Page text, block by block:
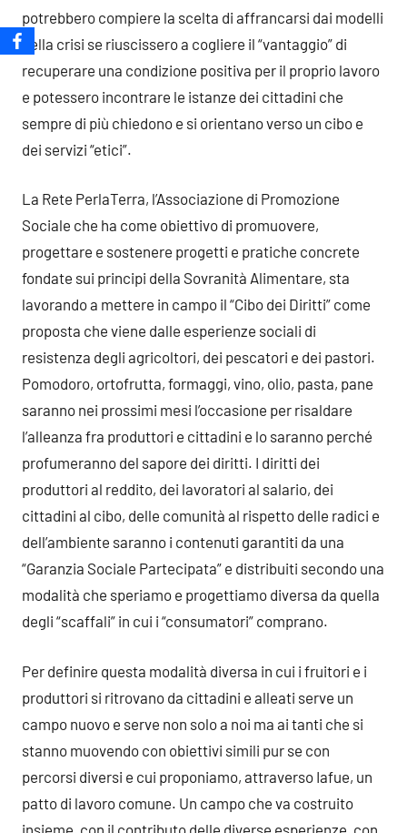
potrebbero compiere la scelta di affrancarsi dai modelli
della crisi se riuscissero a cogliere il “vantaggio” di
recuperare una condizione positiva per il proprio lavoro
e potessero incontrare le istanze dei cittadini che
sempre di più chiedono e si orientano verso un cibo e
dei servizi “etici”.
La Rete PerlaTerra, l’Associazione di Promozione
Sociale che ha come obiettivo di promuovere,
progettare e sostenere progetti e pratiche concrete
fondate sui principi della Sovranità Alimentare, sta
lavorando a mettere in campo il “Cibo dei Diritti” come
proposta che viene dalle esperienze sociali di
resistenza degli agricoltori, dei pescatori e dei pastori.
Pomodoro, ortofrutta, formaggi, vino, olio, pasta, pane
saranno nei prossimi mesi l’occasione per risaldare
l’alleanza fra produttori e cittadini e lo saranno perché
profumeranno del sapore dei diritti. I diritti dei
produttori al reddito, dei lavoratori al salario, dei
cittadini al cibo, delle comunità al rispetto delle radici e
dell’ambiente saranno i contenuti garantiti da una
“Garanzia Sociale Partecipata” e distribuiti secondo una
modalità che speriamo e progettiamo diversa da quella
degli “scaffali” in cui i “consumatori” comprano.
Per definire questa modalità diversa in cui i fruitori e i
produttori si ritrovano da cittadini e alleati serve un
campo nuovo e serve non solo a noi ma ai tanti che si
stanno muovendo con obiettivi simili pur se con
percorsi diversi e cui proponiamo, attraverso Iafue, un
patto di lavoro comune. Un campo che va costruito
insieme, con il contributo delle diverse esperienze, con